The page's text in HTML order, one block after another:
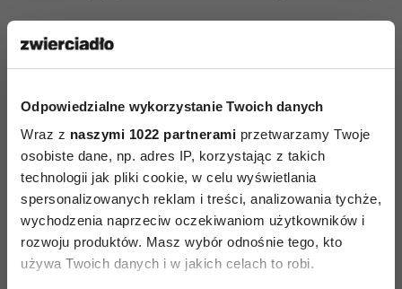
Odpowiedzialne wykorzystanie Twoich danych
Wraz z naszymi 1022 partnerami przetwarzamy Twoje
osobiste dane, np. adres IP, korzystając z takich
technologii jak pliki cookie, w celu wyświetlania
spersonalizowanych reklam i treści, analizowania tychże,
wychodzenia naprzeciw oczekiwaniom użytkowników i
rozwoju produktów. Masz wybór odnośnie tego, kto
używa Twoich danych i w jakich celach to robi.
Co dodawać do kąpieli?
Pachnąca jaśminem musująca tabletka
zapewniająca efekt minijacuzzi? Płyn o upojnym
zapachu barwiący wodę na wściekle różowy
kolor? A może garść liofilizowanej morskiej soli
i płatki lawendy? Wybierając coś dla siebie
spośród olejków, płynów, saszetek i pastylek
w wielu zapachach i kolorach, można poczuć